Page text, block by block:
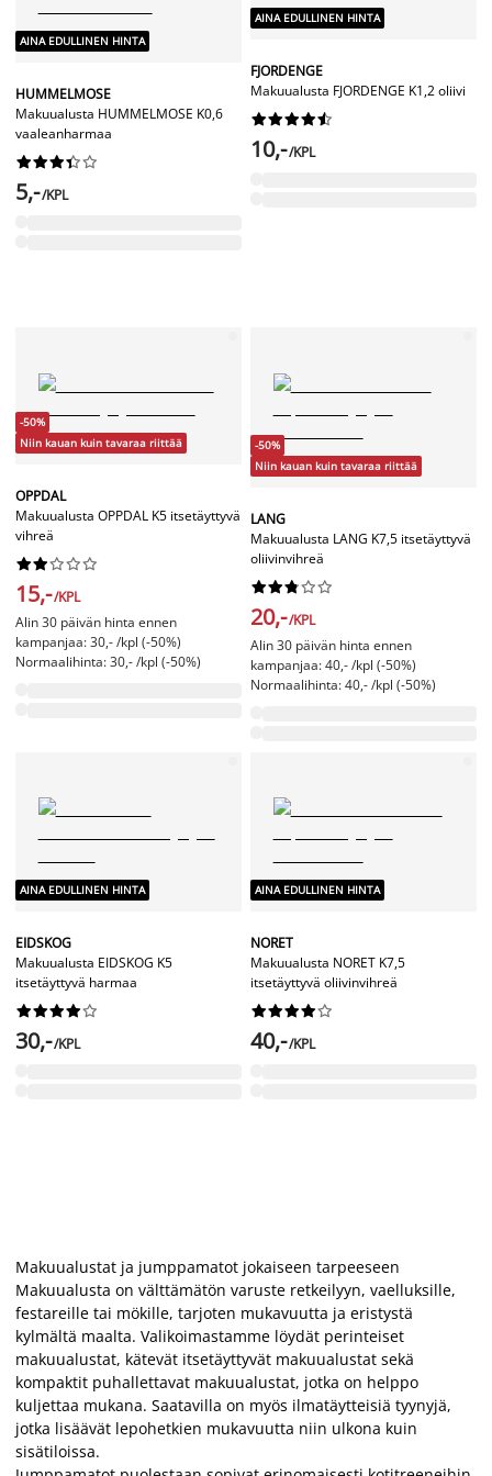
AINA EDULLINEN HINTA
HUMMELMOSE
Makuualusta HUMMELMOSE K0,6
vaaleanharmaa






5,-/KPL
AINA EDULLINEN HINTA
FJORDENGE
Makuualusta FJORDENGE K1,2 oliivi






10,-/KPL
-50%
Niin kauan kuin tavaraa riittää
OPPDAL
Makuualusta OPPDAL K5 itsetäyttyvä
vihreä






15,-/KPL
Alin 30 päivän hinta ennen
kampanjaa: 30,- /kpl (-50%)
Normaalihinta: 30,- /kpl (-50%)
-50%
Niin kauan kuin tavaraa riittää
LANG
Makuualusta LANG K7,5 itsetäyttyvä
oliivinvihreä






20,-/KPL
Alin 30 päivän hinta ennen
kampanjaa: 40,- /kpl (-50%)
Normaalihinta: 40,- /kpl (-50%)
AINA EDULLINEN HINTA
EIDSKOG
Makuualusta EIDSKOG K5
itsetäyttyvä harmaa






30,-/KPL
AINA EDULLINEN HINTA
NORET
Makuualusta NORET K7,5
itsetäyttyvä oliivinvihreä






40,-/KPL
Makuualustat ja jumppamatot jokaiseen tarpeeseen
Makuualusta on välttämätön varuste retkeilyyn, vaelluksille,
festareille tai mökille, tarjoten mukavuutta ja eristystä
kylmältä maalta. Valikoimastamme löydät perinteiset
makuualustat, kätevät itsetäyttyvät makuualustat sekä
kompaktit puhallettavat makuualustat, jotka on helppo
kuljettaa mukana. Saatavilla on myös ilmatäytteisiä tyynyjä,
jotka lisäävät lepohetkien mukavuutta niin ulkona kuin
sisätiloissa.